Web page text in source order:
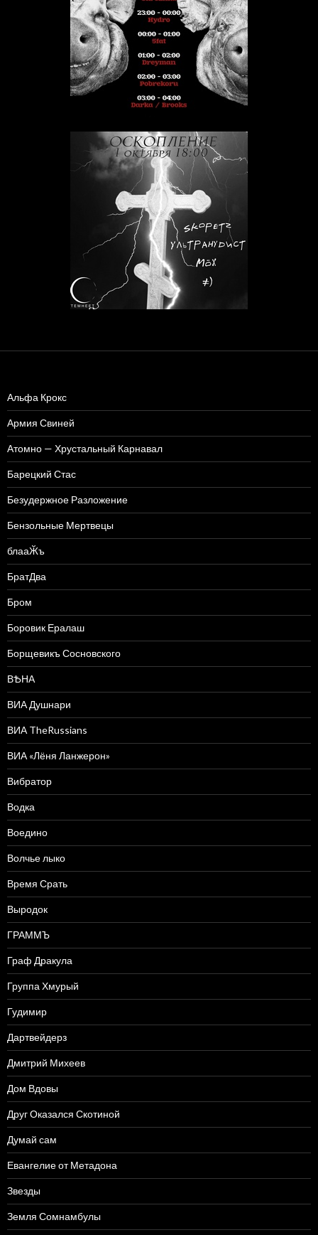
Альфа Крокс
Армия Свиней
Атомно — Хрустальный Карнавал
Барецкий Стас
Безудержное Разложение
Бензольные Мертвецы
блааӁъ
БратДва
Бром
Боровик Ералаш
Борщевикъ Сосновского
ВѢНА
ВИА Душнари
ВИА TheRussians
ВИА «Лёня Ланжерон»
Вибратор
Водка
Воедино
Волчье лыко
Время Срать
Выродок
ГРАММЪ
Граф Дракула
Группа Хмурый
Гудимир
Дартвейдерз
Дмитрий Михеев
Дом Вдовы
Друг Оказался Скотиной
Думай сам
Евангелие от Метадона
Звезды
Земля Сомнамбулы